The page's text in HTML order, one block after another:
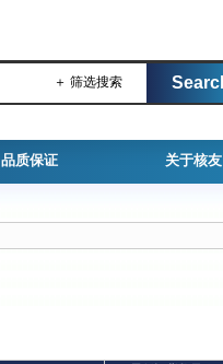
＋ 筛选搜索
品质保证 关于核友